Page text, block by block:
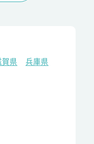
賀県
兵庫県